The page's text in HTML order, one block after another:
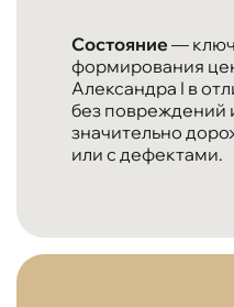
Состояние —
формирования
Александра I в
без повреждений
значительно
или с дефектами.